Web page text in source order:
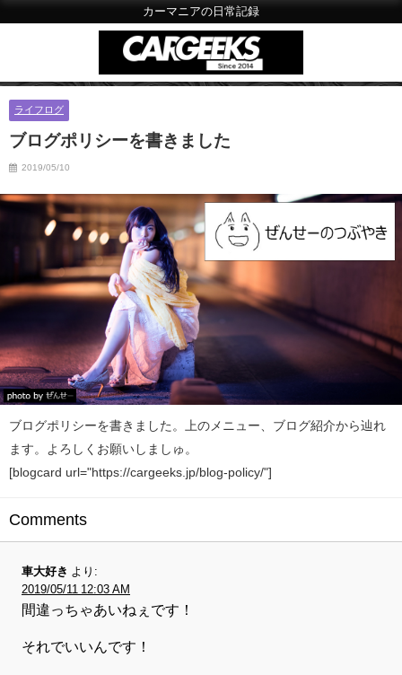
カーマニアの日常記録
ライフログ
ブログポリシーを書きました
2019/05/10
ブログポリシーを書きました。上のメニュー、ブログ紹介から辿れ
ます。よろしくお願いしましゅ。
[blogcard url="https://cargeeks.jp/blog-policy/"]
Comments
車大好き より:
2019/05/11 12:03 AM
間違っちゃあいねぇです！
それでいいんです！